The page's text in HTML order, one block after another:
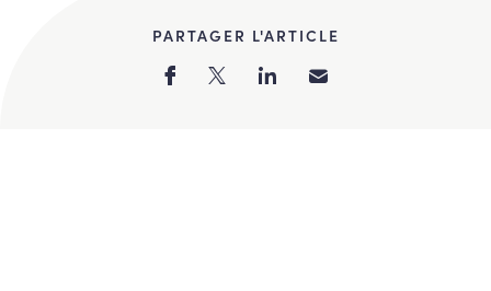
PARTAGER L'ARTICLE